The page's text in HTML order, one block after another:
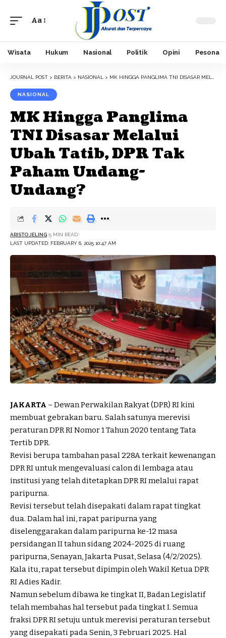
Font
Aa
Wisata Hukum Nasional Politik Opini Pesona
JOURNAL POST > BERITA > NASIONAL > MK HINGGA PANGLIMA TNI DISASAR MELALUI UBAH TATIB, DPR TAK PAHAM UNDANG-UNDANG?
NASIONAL
MK Hingga Panglima
TNI Disasar Melalui
Ubah Tatib, DPR Tak
Paham Undang-
Undang?
LAST UPDATED: FEBRUARY 6, 2025 10:47 AM
ARISTO JELING 5 MIN READ
JAKARTA – Dewan Perwakilan Rakyat (DPR) RI kini
membuat gebrakan baru. Salah satunya merevisi
peraturan DPR RI Nomor 1 Tahun 2020 tentang Tata
Tertib DPR.
Revisi berupa tambahan pasal 228A terkait kewenangan
DPR RI untuk mengevaluasi calon di lembaga atau
institusi yang telah ditetapkan DPR RI melalui rapat
paripurna.
Revisi tersebut telah disepakati dalam rapat tingkat
dua. Dalam hal ini, rapat paripurna yang
diselenggarakan dalam paripurna ke-12 masa
persidangan II tahun sidang 2024-2025 di ruang
paripurna, Senayan, Jakarta Pusat, Selasa (4/2/2025).
Kala itu, rapat tersebut dipimpin oleh Wakil Ketua DPR
RI Adies Kadir.
Namun sebelum dibawa ke tingkat II, Badan Legislatif
telah membahas hal tersebut pada tingkat I. Semua
fraksi DPR RI setuju untuk merevisi peraturan tersebut
yang disepakati pada Senin, 3 Februari 2025. Hal